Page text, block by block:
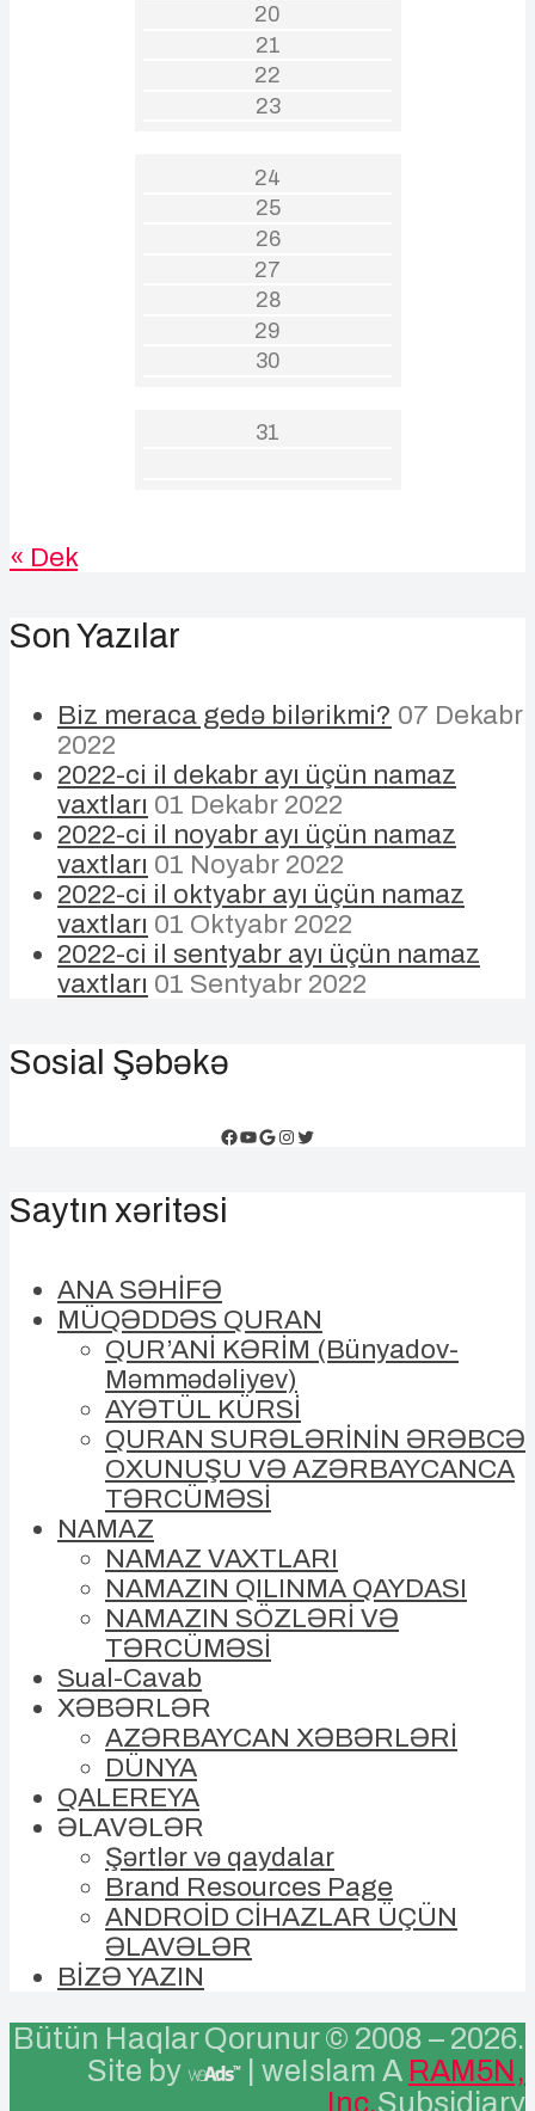
20
21
22
23
24
25
26
27
28
29
30
31
« Dek
Son Yazılar
Biz meraca gedə bilərikmi? 07 Dekabr
2022
2022-ci il dekabr ayı üçün namaz
vaxtları 01 Dekabr 2022
2022-ci il noyabr ayı üçün namaz
vaxtları 01 Noyabr 2022
2022-ci il oktyabr ayı üçün namaz
vaxtları 01 Oktyabr 2022
2022-ci il sentyabr ayı üçün namaz
vaxtları 01 Sentyabr 2022
Sosial Şəbəkə
Facebook
YouTube
Google
Instagram
Twitter
Saytın xəritəsi
ANA SƏHİFƏ
MÜQƏDDƏS QURAN
QUR’ANİ KƏRİM (Bünyadov-
Məmmədəliyev)
AYƏTÜL KÜRSİ
QURAN SURƏLƏRİNİN ƏRƏBCƏ
OXUNUŞU VƏ AZƏRBAYCANCA
TƏRCÜMƏSİ
NAMAZ
NAMAZ VAXTLARI
NAMAZIN QILINMA QAYDASI
NAMAZIN SÖZLƏRİ VƏ
TƏRCÜMƏSİ
Sual-Cavab
XƏBƏRLƏR
AZƏRBAYCAN XƏBƏRLƏRİ
DÜNYA
QALEREYA
ƏLAVƏLƏR
Şərtlər və qaydalar
Brand Resources Page
ANDROİD CİHAZLAR ÜÇÜN
ƏLAVƏLƏR
BİZƏ YAZIN
Bütün Haqlar Qorunur © 2008 – 2026.
Site by
| weIslam A RAM5N,
Inc.Subsidiary